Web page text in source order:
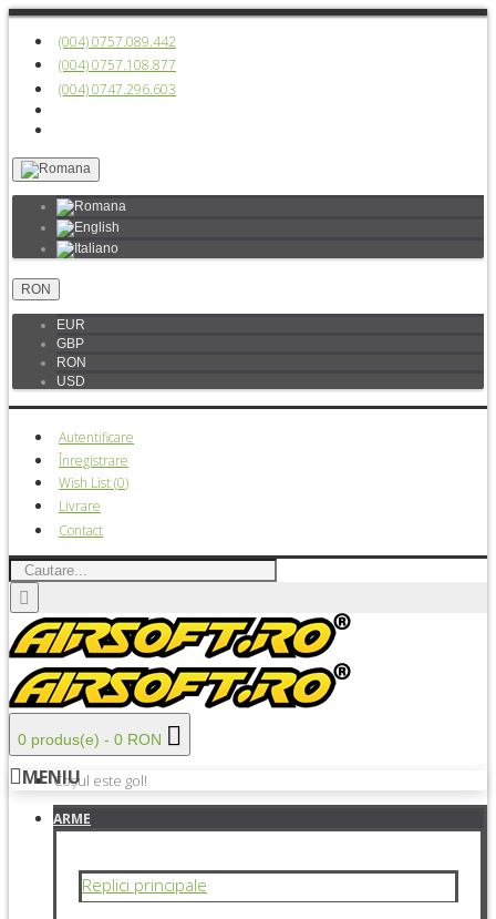
(004) 0757.089.442
(004) 0757.108.877
(004) 0747.296.603
RON
EUR
GBP
RON
USD
Autentificare
Înregistrare
Wish List (0)
Livrare
Contact
0 produs(e) - 0 RON
Coșul este gol!
MENIU
ARME
Replici principale